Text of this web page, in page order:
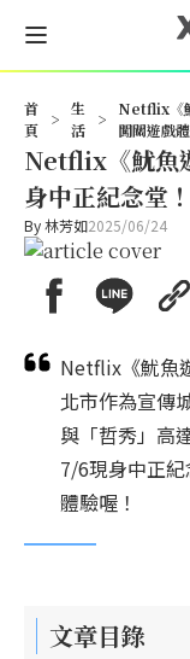
首
頁
>
生
活
>
Netflix《
闖關遊戲
Netflix《魷魚
身中正紀念堂
By林芳如2025/06/24
Netflix《魷魚
北市作為宣傳
與「哲秀」高
7/6現身中正
體驗喔！
文章目錄